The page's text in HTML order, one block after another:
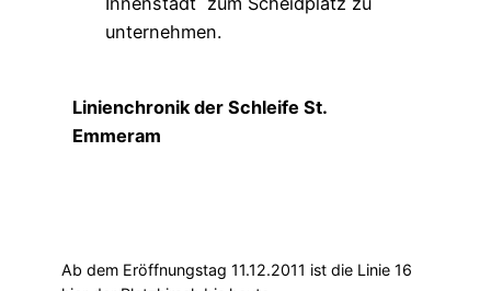
Linienchronik der Schleife St.
Emmeram
Ab dem Eröffnungstag 11.12.2011 ist die Linie 16